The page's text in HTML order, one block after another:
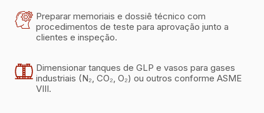
Preparar memoriais e dossiê técnico com
procedimentos de teste para aprovação junto a
clientes e inspeção.
Dimensionar tanques de GLP e vasos para gases
industriais (N₂, CO₂, O₂) ou outros conforme ASME
VIII.